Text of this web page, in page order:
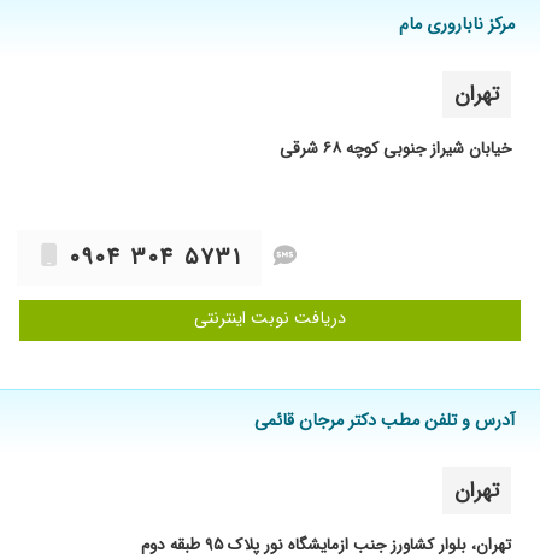
مطب های اصلی اش در بلوار کشاورز (بین جمالزاده و کارگر شمالی، جنب
جدید ترین روش ها و پروتکل های به روز دنیا در مدیریت و درمان بیماران
استفاده می کند.
مرکز ناباروری مام
تهران
خیابان شیراز جنوبی کوچه ۶۸ شرقی
۰۹۰۴ ۳۰۴ ۵۷۳۱
دریافت نوبت اینترنتی
آدرس و تلفن مطب دکتر مرجان قائمی
تهران
تهران، بلوار کشاورز جنب ازمایشگاه نور پلاک ۹۵ طبقه دوم